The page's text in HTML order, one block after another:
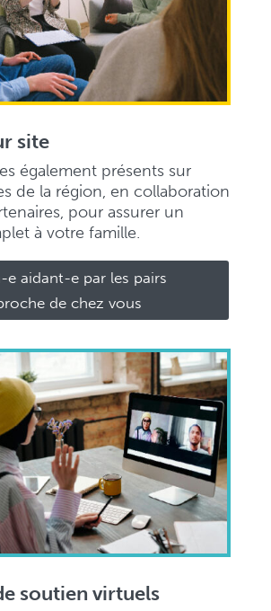
site
également présents sur
de la région, en collaboration
pour assurer un
à votre famille.
e aidant-e par les pairs
de chez vous
soutien virtuels